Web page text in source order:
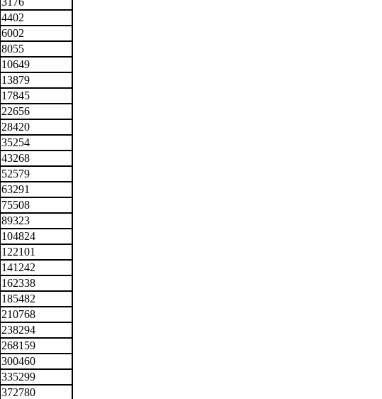
4402
6002
8055
10649
13879
17845
22656
28420
35254
43268
52579
63291
75508
89323
104824
122101
141242
162338
185482
210768
238294
268159
300460
335299
372780